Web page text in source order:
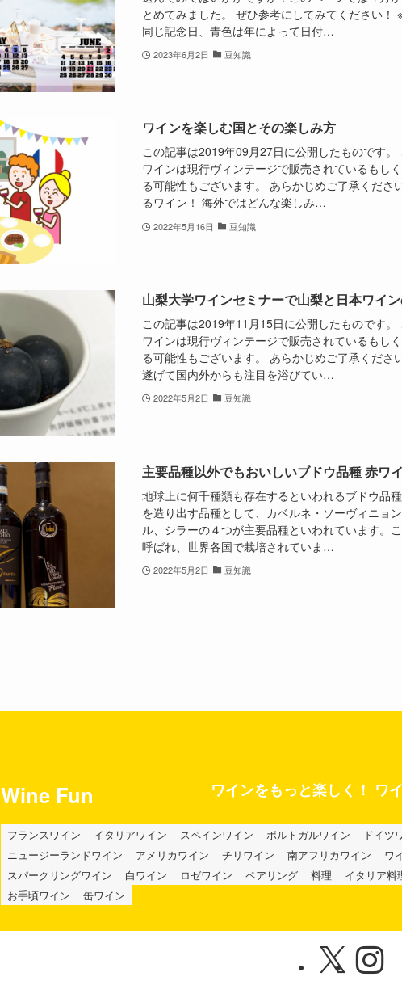
とめてみました。 ぜひ参考にしてみてください！
同じ記念日、青色は年によって日付…
2023年6月2日 豆知識
ワインを楽しむ国とその楽しみ方
この記事は2019年09月27日に公開したものです。
ワインは現行ヴィンテージで販売されているもし
る可能性もございます。 あらかじめご了承くださ
るワイン！ 海外ではどんな楽しみ…
2022年5月16日 豆知識
山梨大学ワインセミナーで山梨と日本ワイ
この記事は2019年11月15日に公開したものです。
ワインは現行ヴィンテージで販売されているもし
る可能性もございます。 あらかじめご了承くださ
遂げて国内外からも注目を浴びてい…
2022年5月2日 豆知識
主要品種以外でもおいしいブドウ品種 赤ワ
地球上に何千種類も存在するといわれるブドウ品
を造り出す品種として、カベルネ・ソーヴィニョ
ル、シラーの４つが主要品種といわれています。
呼ばれ、世界各国で栽培されていま…
2022年5月2日 豆知識
Wine Fun ワインをもっと楽しく！ ワ
フランスワイン イタリアワイン スペインワイン ポルトガルワイン ドイツ
ニュージーランドワイン
アメリカワイン チリワイン 南アフリカワイン ワ
スパークリングワイン
白ワイン ロゼワイン ペアリング 料理 イタリア料
お手頃ワイン
缶ワイン